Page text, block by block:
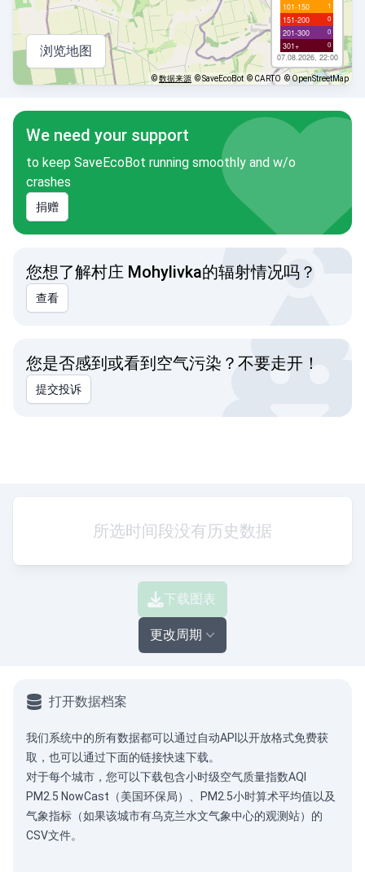
101-150 1
151-200 0
201-300 0
301+ 0
07.08.2026, 22:00
浏览地图
©数据来源 © SaveEcoBot © CARTO © OpenStreetMap
We need your support
to keep SaveEcoBot running smoothly and w/o
crashes
捐赠
您想了解村庄 Mohylivka的辐射情况吗？
查看
您是否感到或看到空气污染？不要走开！
提交投诉
所选时间段没有历史数据
下载图表
更改周期
打开数据档案
我们系统中的所有数据都可以通过自动API 以开放格式免费获
取，也可以通过下面的链接快速下载。
对于每个城市，您可以下载包含小时级空气质量指数AQI
PM2.5 NowCast（美国环保局）、PM2.5小时算术平均值以及
气象指标（如果该城市有乌克兰水文气象中心的观测站）的
CSV文件。